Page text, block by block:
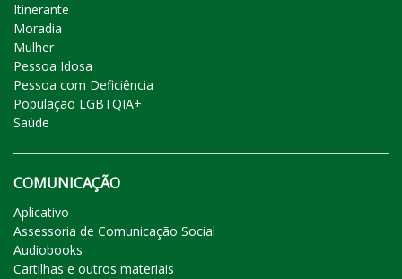
Itinerante
Moradia
Mulher
Pessoa Idosa
Pessoa com Deficiência
População LGBTQIA+
Saúde
COMUNICAÇÃO
Aplicativo
Assessoria de Comunicação Social
Audiobooks
Cartilhas e outros materiais